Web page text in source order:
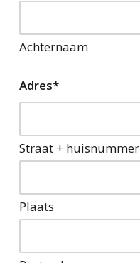
Achternaam
Adres*
Straat + huisnummer
Plaats